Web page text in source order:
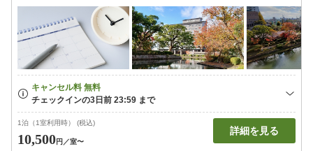
1泊（1室利用時） (税込)
10,500円 ／室〜
詳細を見る